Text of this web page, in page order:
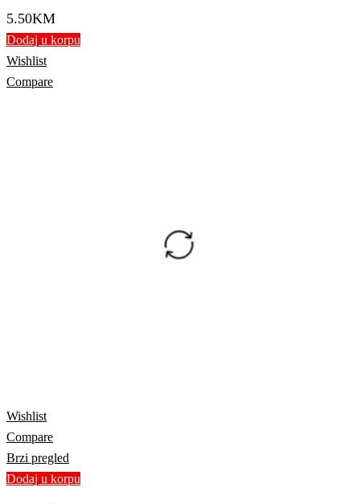
5.50KM
Dodaj u korpu
Wishlist
Compare
Wishlist
Compare
Brzi pregled
Dodaj u korpu